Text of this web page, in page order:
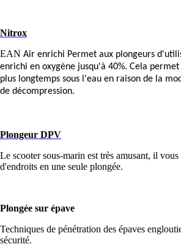
Nitrox
EAN Air enrichi Permet aux plongeurs
enrichi en oxygène jusqu'à 40%. Cela
plus longtemps sous l'eau en raison de la
de décompression.
Plongeur DPV
Le scooter sous-marin est très amusant, il
d'endroits en une seule plongée.
Plongée sur épave
Techniques de pénétration des épaves
sécurité.